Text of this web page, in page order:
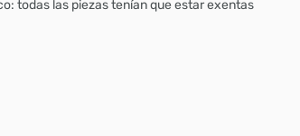
todas las piezas tenían que estar exentas